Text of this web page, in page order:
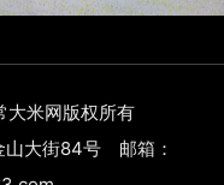
米网版权所有
山大街84号 邮箱：